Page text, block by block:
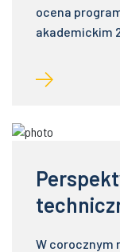
ocena
akademickim
W corocznym